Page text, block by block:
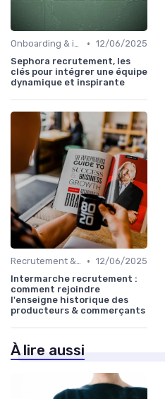
Onboarding & intégration des talents • 12/06/2025
Sephora recrutement, les
clés pour intégrer une équipe
dynamique et inspirante
Recrutement & acquisition de talents • 12/06/2025
Intermarche recrutement :
comment rejoindre
l'enseigne historique des
producteurs & commerçants
À lire aussi